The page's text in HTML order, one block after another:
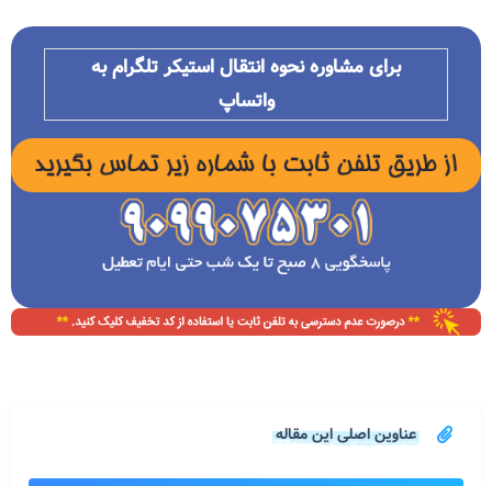
برای مشاوره نحوه انتقال استیکر تلگرام به
واتساپ
عناوین اصلی این مقاله